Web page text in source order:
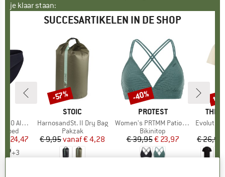
je klaar staan:
SUCCESARTIKELEN IN DE SHOP
Brief
prijs
€ 24,47
+3
MERK
STOIC
Artikel
HarnosandSt. II Dry Bag
Productgroep
Pakzak
Prijs
€ 9,95 Verlaagde prijs
vanaf€ 4,28
Korting
-57%
MERK
PROTEST
Artikel
Women's PRTMM Patio Triangle
Productgroep
Bikinitop
Prijs
€ 39,95Verlaagde prijs
€ 23,97
Korting
-40%
MERK
THE
Artikel
Evolution
€ 26,95
tot